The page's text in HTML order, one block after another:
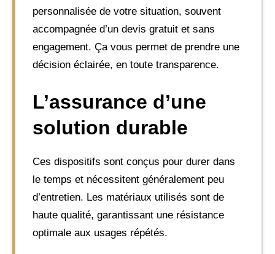
personnalisée de votre situation, souvent
accompagnée d’un devis gratuit et sans
engagement. Ça vous permet de prendre une
décision éclairée, en toute transparence.
L’assurance d’une
solution durable
Ces dispositifs sont conçus pour durer dans
le temps et nécessitent généralement peu
d’entretien. Les matériaux utilisés sont de
haute qualité, garantissant une résistance
optimale aux usages répétés.